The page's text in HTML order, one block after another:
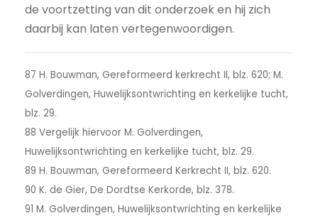
de voortzetting van dit onderzoek en hij zich
daarbij kan laten vertegenwoordigen.
87 H. Bouwman, Gereformeerd kerkrecht II, blz. 620; M.
Golverdingen, Huwelijksontwrichting en kerkelijke tucht,
blz. 29.
88 Vergelijk hiervoor M. Golverdingen,
Huwelijksontwrichting en kerkelijke tucht, blz. 29.
89 H. Bouwman, Gereformeerd Kerkrecht II, blz. 620.
90 K. de Gier, De Dordtse Kerkorde, blz. 378.
91 M. Golverdingen, Huwelijksontwrichting en kerkelijke